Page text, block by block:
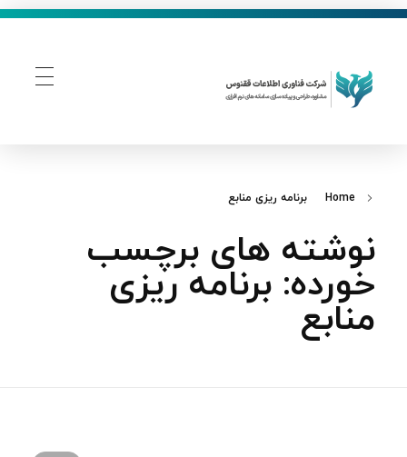
Home برنامه ریزی منابع
نوشته های برچسب
خورده: برنامه ریزی
منابع